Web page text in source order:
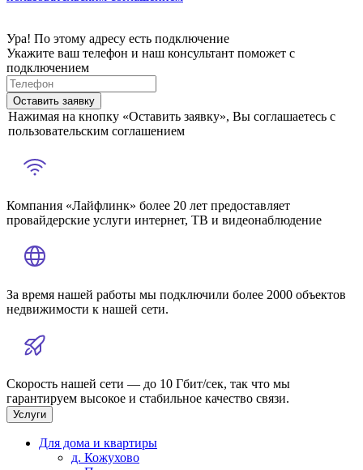
Ура! По этому адресу есть подключение
Укажите ваш телефон и наш консультант поможет с
подключением
Оставить заявку
Нажимая на кнопку «Оставить заявку», Вы соглашаетесь с
пользовательским соглашением
Компания «Лайфлинк» более 20 лет предоставляет
провайдерские услуги интернет, ТВ и видеонаблюдение
За время нашей работы мы подключили более 2000 объектов
недвижимости к нашей сети.
Скорость нашей сети — до 10 Гбит/сек, так что мы
гарантируем высокое и стабильное качество связи.
Услуги
Для дома и квартиры
д. Кожухово